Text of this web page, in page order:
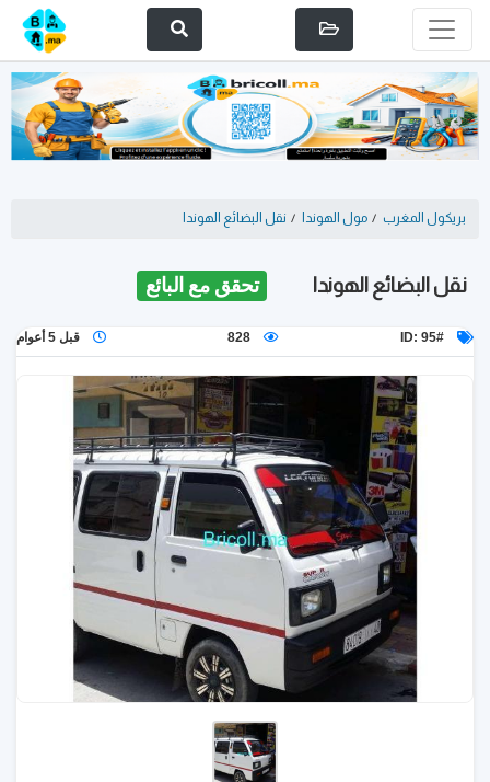
بريكول المغرب / مول الهوندا / نقل البضائع الهوندا
نقل البضائع الهوندا تحقق مع البائع
ID: 95# قبل 5 أعوام